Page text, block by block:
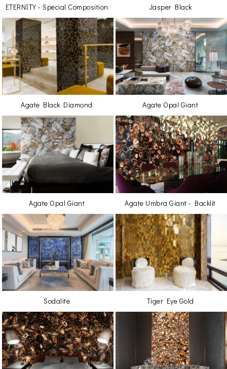
ETERNITY - Special Composition Jasper Black
Agate Black Diamond Agate Opal Giant
Agate Opal Giant Agate Umbra Giant - Backlit
Sodalite Tiger Eye Gold